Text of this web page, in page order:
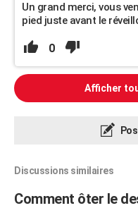
Un grand merci, vous
pied juste avant le
0
Afficher
Discussions similaires
Comment ôter le